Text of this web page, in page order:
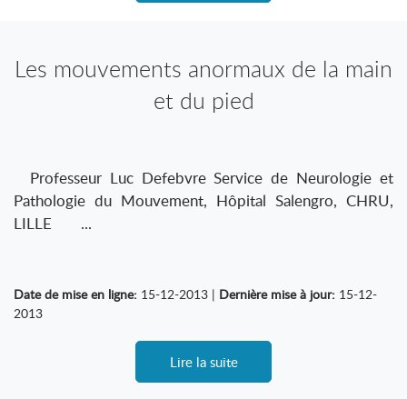
Les mouvements anormaux de la main
et du pied
Professeur Luc Defebvre Service de Neurologie et
Pathologie du Mouvement, Hôpital Salengro, CHRU,
LILLE ...
Date de mise en ligne: 15-12-2013 | Dernière mise à jour: 15-12-
2013
Lire la suite